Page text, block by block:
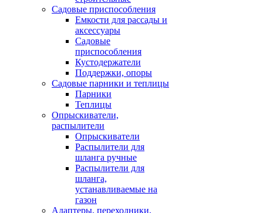
Садовые приспособления
Емкости для рассады и
аксессуары
Садовые
приспособления
Кустодержатели
Поддержки, опоры
Садовые парники и теплицы
Парники
Теплицы
Опрыскиватели,
распылители
Опрыскиватели
Распылители для
шланга ручные
Распылители для
шланга,
устанавливаемые на
газон
Адаптеры, переходники,